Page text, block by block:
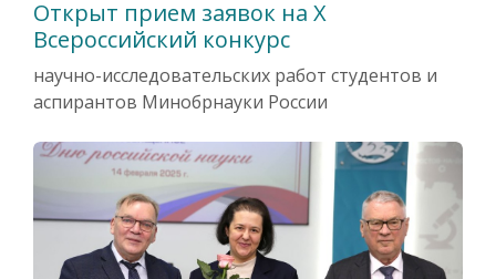
Открыт прием заявок на X
Всероссийский конкурс
научно-исследовательских работ студентов и
аспирантов Минобрнауки России